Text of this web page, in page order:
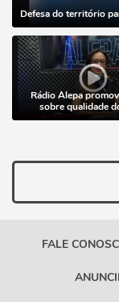
Defesa do território
Rádio Alepa
sobre qualidade
FALE